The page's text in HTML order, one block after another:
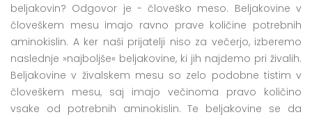
beljakovin? Odgovor je - človeško meso. Beljakovine v
človeškem mesu imajo ravno prave količine potrebnih
aminokislin. A ker naši prijatelji niso za večerjo, izberemo
naslednje »najboljše« beljakovine, ki jih najdemo pri živalih.
Beljakovine v živalskem mesu so zelo podobne tistim v
človeškem mesu, saj imajo večinoma pravo količino
vsake od potrebnih aminokislin. Te beljakovine se da